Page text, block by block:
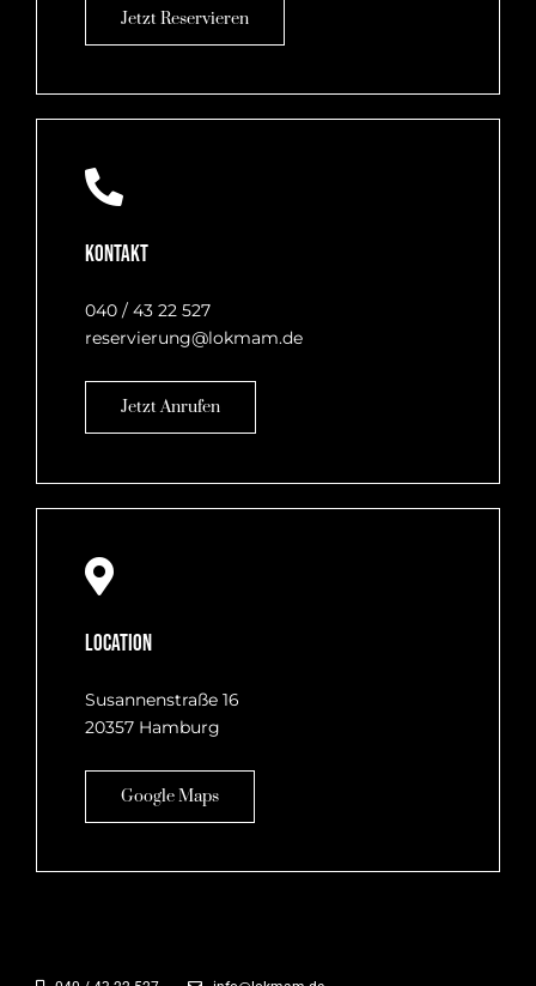
Jetzt Reservieren
Kontakt
040 / 43 22 527
reservierung@lokmam.de
Jetzt Anrufen
Location
Susannenstraße 16
20357 Hamburg
Google Maps